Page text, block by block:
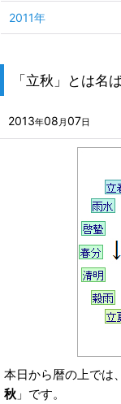
「立秋」とは名
2013年08 月07日
本日から暦の上では
秋 」です。
2011年